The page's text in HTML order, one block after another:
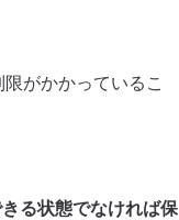
がかかっているこ
る状態でなければ保